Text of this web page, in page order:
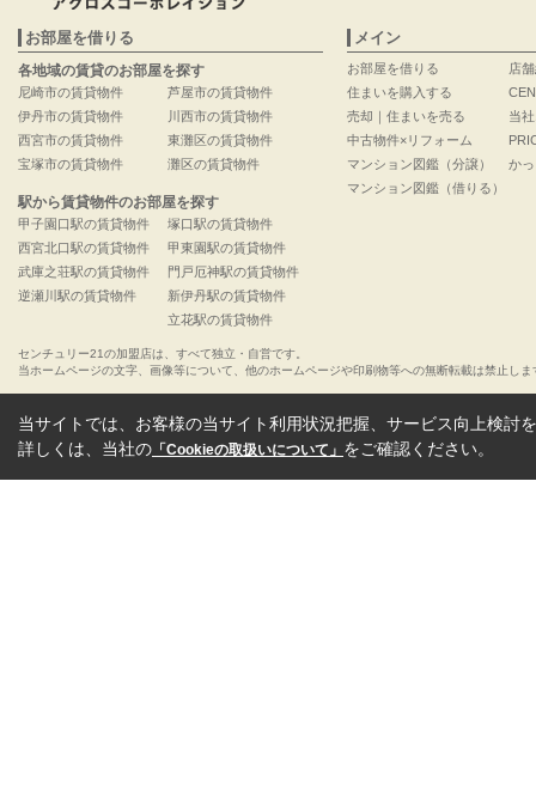
お部屋を借りる
各地域の賃貸のお部屋を探す
尼崎市の賃貸物件
伊丹市の賃貸物件
西宮市の賃貸物件
宝塚市の賃貸物件
芦屋市の賃貸物件
川西市の賃貸物件
東灘区の賃貸物件
灘区の賃貸物件
駅から賃貸物件のお部屋を探す
甲子園口駅の賃貸物件
西宮北口駅の賃貸物件
武庫之荘駅の賃貸物件
逆瀬川駅の賃貸物件
塚口駅の賃貸物件
甲東園駅の賃貸物件
門戸厄神駅の賃貸物件
新伊丹駅の賃貸物件
立花駅の賃貸物件
メイン
お部屋を借りる
住まいを購入する
売却｜住まいを売る
中古物件×リフォーム
マンション図鑑（分譲）
マンション図鑑（借りる）
店
当
か
センチュリー21の加盟店は、すべて独立・自営です。
当ホームページの文字、画像等について、他のホームページや印刷物等への無断転載は禁止しま
当サイトでは、お客様の当サイト利用状況把握、サービス向上検討
詳しくは、当社の 「Cookieの取扱いについて」 をご確認ください。